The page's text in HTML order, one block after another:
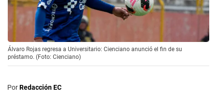
Álvaro Rojas regresa a Universitario: Cienciano anunció el fin de su
préstamo. (Foto: Cienciano)
PorRedacción EC